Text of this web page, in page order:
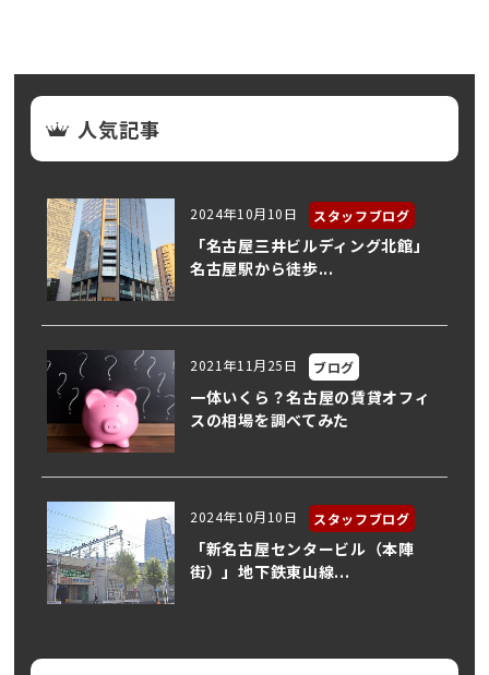
人気記事
2024年10月10日 スタッフブログ
「名古屋三井ビルディング北館」
名古屋駅から徒歩...
2021年11月25日 ブログ
一体いくら？名古屋の賃貸オフィ
スの相場を調べてみた
2024年10月10日 スタッフブログ
「新名古屋センタービル（本陣
街）」地下鉄東山線...